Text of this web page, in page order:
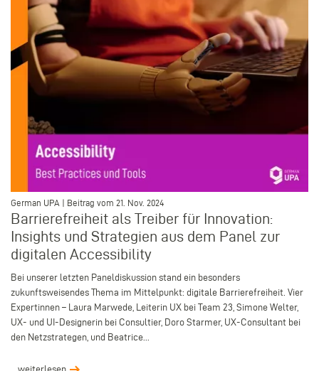
German UPA | Beitrag vom 21. Nov. 2024
Barrierefreiheit als Treiber für Innovation:
Insights und Strategien aus dem Panel zur
digitalen Accessibility
Bei unserer letzten Paneldiskussion stand ein besonders
zukunftsweisendes Thema im Mittelpunkt: digitale Barrierefreiheit. Vier
Expertinnen – Laura Marwede, Leiterin UX bei Team 23, Simone Welter,
UX- und UI-Designerin bei Consultier, Doro Starmer, UX-Consultant bei
den Netzstrategen, und Beatrice...